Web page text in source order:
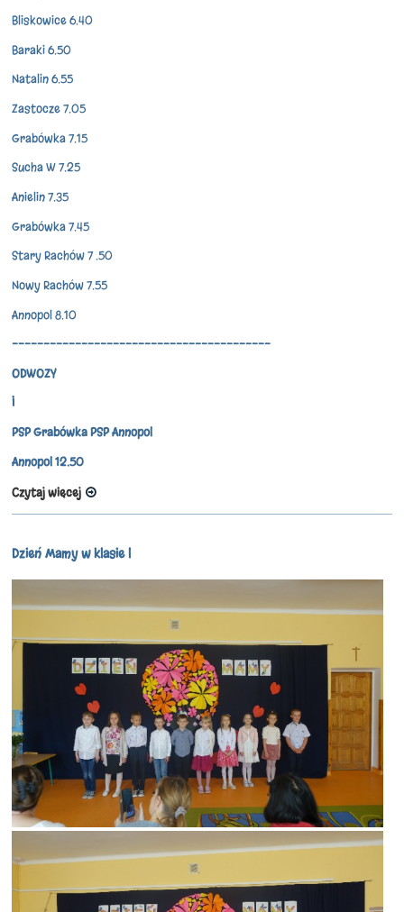
Bliskowice 6.40
Baraki 6.50
Natalin 6.55
Zastocze 7.05
Grabówka 7.15
Sucha W 7.25
Anielin 7.35
Grabówka 7.45
Stary Rachów 7 .50
Nowy Rachów 7.55
Annopol 8.10
-----------------------------------------
ODWOZY
I
PSP Grabówka PSP Annopol
Annopol 12.50
Czytaj więcej
Dzień Mamy w klasie l